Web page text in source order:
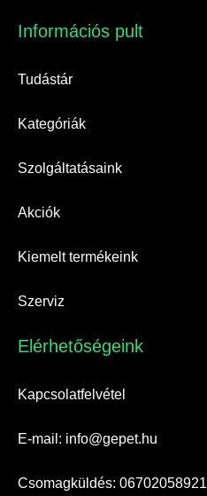
Információs pult​
Tudástár
Kategóriák
Szolgáltatásaink
Akciók
Kiemelt termékeink
Szerviz
Elérhetőségeink​
Kapcsolatfelvétel
E-mail: info@gepet.hu
Csomagküldés: 06702058921